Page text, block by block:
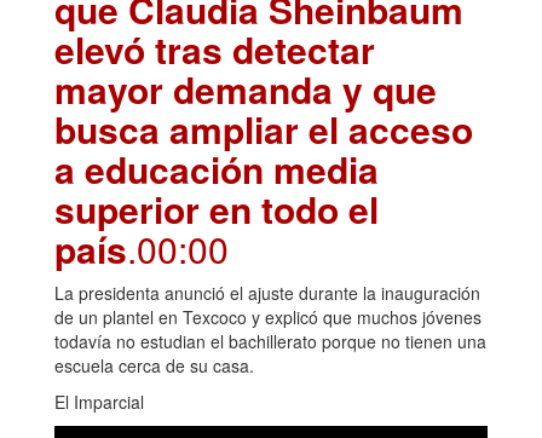
elevó tras detectar
mayor demanda y que
busca ampliar el acceso
a educación media
superior en todo el
país.00:00
La presidenta anunció el ajuste durante la inauguración
de un plantel en Texcoco y explicó que muchos jóvenes
todavía no estudian el bachillerato porque no tienen una
escuela cerca de su casa.
El Imparcial